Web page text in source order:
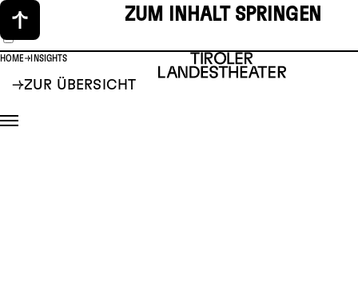
ZUM INHALT SPRINGEN
HOME INSIGHTS
ZUR ÜBERSICHT